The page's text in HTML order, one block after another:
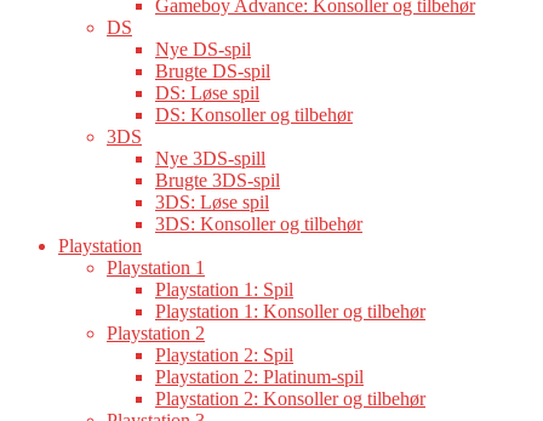
Gameboy Advance: Konsoller og tilbehør
DS
Nye DS-spil
Brugte DS-spil
DS: Løse spil
DS: Konsoller og tilbehør
3DS
Nye 3DS-spill
Brugte 3DS-spil
3DS: Løse spil
3DS: Konsoller og tilbehør
Playstation
Playstation 1
Playstation 1: Spil
Playstation 1: Konsoller og tilbehør
Playstation 2
Playstation 2: Spil
Playstation 2: Platinum-spil
Playstation 2: Konsoller og tilbehør